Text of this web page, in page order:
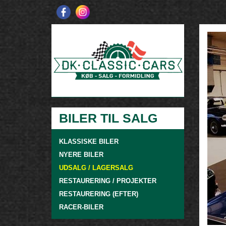
BILER TIL SALG
KLASSISKE BILER
NYERE BILER
UDSALG / LAGERSALG
RESTAURERING / PROJEKTER
RESTAURERING (EFTER)
RACER-BILER